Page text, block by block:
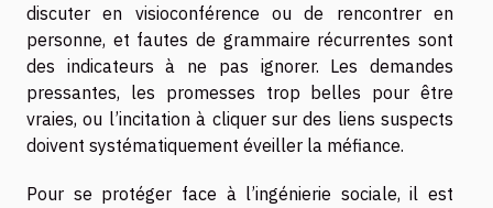
discuter en visioconférence ou de rencontrer en
personne, et fautes de grammaire récurrentes sont
des indicateurs à ne pas ignorer. Les demandes
pressantes, les promesses trop belles pour être
vraies, ou l’incitation à cliquer sur des liens suspects
doivent systématiquement éveiller la méfiance.
Pour se protéger face à l’ingénierie sociale, il est